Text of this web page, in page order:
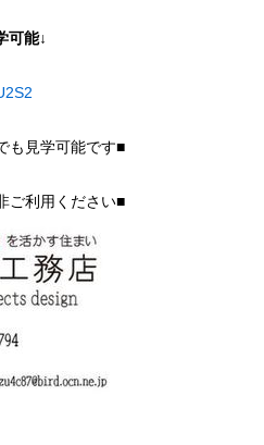
可能↓
も見学可能です■
ご利用ください■